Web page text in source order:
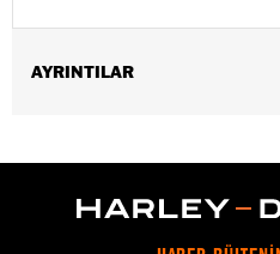
AYRINTILAR
’93-’05 FXDL, ’16-later FXDLS,
FLS, FLSS, FLSTF, FLSTFB,